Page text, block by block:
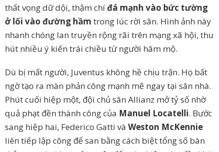
thất vọng dữ dội, thậm chíđá mạnh vào bức tường
ở lối vào đường hầm trong lúc rời sân. Hình ảnh này
nhanh chóng lan truyền rộng rãi trên mạng xã hội, thu
hút nhiều ý kiến trái chiều từ người hâm mộ.
Dù bị mất người, Juventus không hề chịu trận. Họ bất
ngờ tạo ra màn phản công mạnh mẽ ngay tại sân nhà.
Phút cuối hiệp một, đội chủ sân Allianz mở tỷ số nhờ
quả phạt đền thành công của Manuel Locatelli. Bước
sang hiệp hai, Federico Gatti và Weston McKennie
liên tiếp lập công để san bằng cách biệt tổng số bàn